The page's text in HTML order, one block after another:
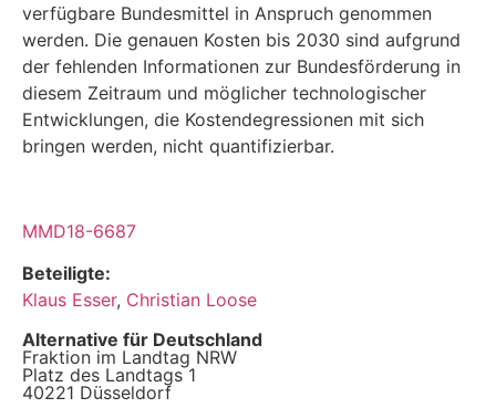
verfügbare Bundesmittel in Anspruch genommen
werden. Die genauen Kosten bis 2030 sind aufgrund
der fehlenden Informationen zur Bundesförderung in
diesem Zeitraum und möglicher technologischer
Entwicklungen, die Kos­tendegressionen mit sich
bringen werden, nicht quantifizierbar.
MMD18-6687
Beteiligte:
Klaus Esser, Christian Loose
Alternative für Deutschland
Fraktion im Landtag NRW
Platz des Landtags 1
40221 Düsseldorf